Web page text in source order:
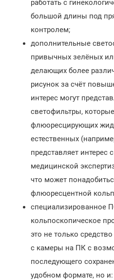
работать с
большой длины под
контролем;
дополнительные
привычных зелёных
делающих более
рисунок за счёт
интерес могут
светофильтры,
флюоресцирующих
естественных
представляет интерес
медицинской
что может
флюоресцентной
специализированное
кольпоскопическое
это не только
с камеры на ПК с
последующего
удобном формате, но и: